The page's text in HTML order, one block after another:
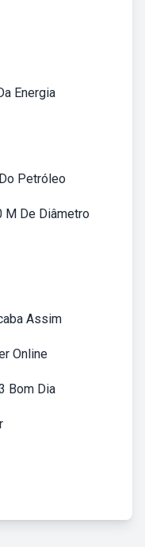
Energia
Petróleo
M De Diâmetro
Assim
Online
Bom Dia